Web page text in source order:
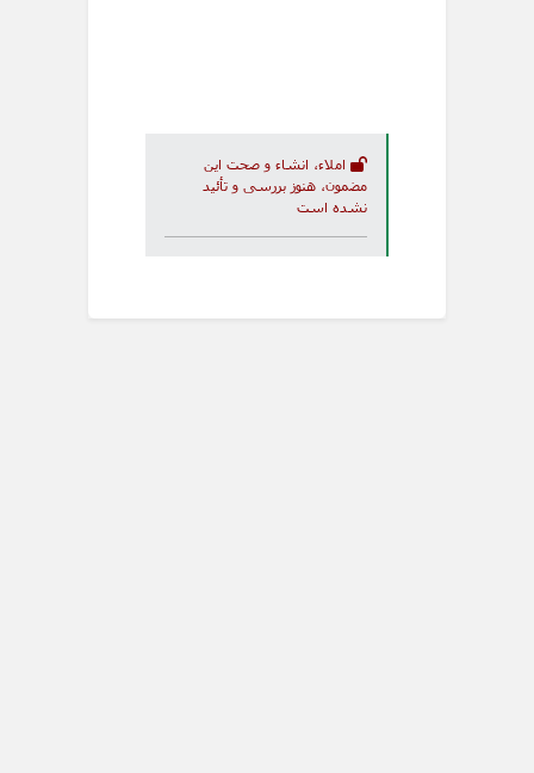
املاء، انشاء و صحت این
مضمون، هنوز بررسی و تأئید
نشده است